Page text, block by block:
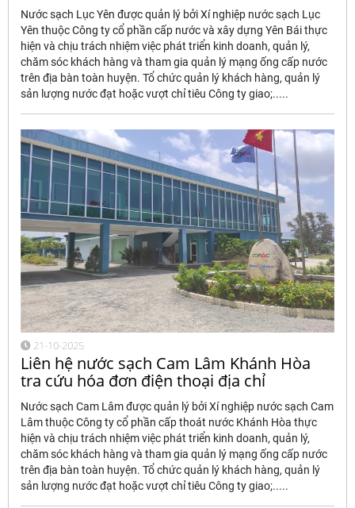
Nước sạch Lục Yên được quản lý bởi Xí nghiệp nước sạch Lục
Yên thuộc Công ty cổ phần cấp nước và xây dựng Yên Bái thực
hiện và chịu trách nhiệm việc phát triển kinh doanh, quản lý,
chăm sóc khách hàng và tham gia quản lý mạng ống cấp nước
trên địa bàn toàn huyện. Tổ chức quản lý khách hàng, quản lý
sản lượng nước đạt hoặc vượt chỉ tiêu Công ty giao;.....
21-10-2025
Liên hệ nước sạch Cam Lâm Khánh Hòa
tra cứu hóa đơn điện thoại địa chỉ
Nước sạch Cam Lâm được quản lý bởi Xí nghiệp nước sạch Cam
Lâm thuộc Công ty cổ phần cấp thoát nước Khánh Hòa thực
hiện và chịu trách nhiệm việc phát triển kinh doanh, quản lý,
chăm sóc khách hàng và tham gia quản lý mạng ống cấp nước
trên địa bàn toàn huyện. Tổ chức quản lý khách hàng, quản lý
sản lượng nước đạt hoặc vượt chỉ tiêu Công ty giao;.....